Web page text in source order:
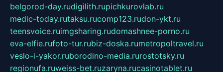
belgorod-day.rudigilith.rupichkurovlab.ru
medic-today.rutaksu.rucomp123.rudon-ykt.ru
teensvoice.ruimgsharing.rudomashnee-porno.ru
eva-elfie.rufoto-tur.rubiz-doska.rumetropoltravel.ru
veslo-i-yakor.ruborodino-media.rurostotsky.ru
regionufa.ruweiss-bet.ruzaryna.rucasinotablet.ru